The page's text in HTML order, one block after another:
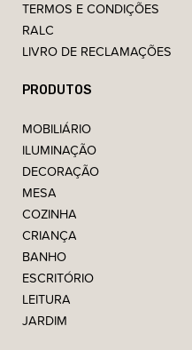
TERMOS E CONDIÇÕES
RALC
LIVRO DE RECLAMAÇÕES
PRODUTOS
MOBILIÁRIO
ILUMINAÇÃO
DECORAÇÃO
MESA
COZINHA
CRIANÇA
BANHO
ESCRITÓRIO
LEITURA
JARDIM